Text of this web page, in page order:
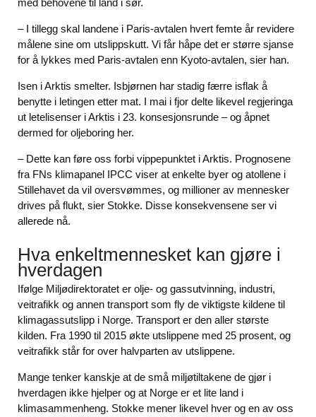
med behovene til land i sør.
– I tillegg skal landene i Paris-avtalen hvert femte år revidere
målene sine om utslippskutt. Vi får håpe det er større sjanse
for å lykkes med Paris-avtalen enn Kyoto-avtalen, sier han.
Isen i Arktis smelter. Isbjørnen har stadig færre isflak å
benytte i letingen etter mat. I mai i fjor delte likevel regjeringa
ut letelisenser i Arktis i 23. konsesjonsrunde – og åpnet
dermed for oljeboring her.
– Dette kan føre oss forbi vippepunktet i Arktis. Prognosene
fra FNs klimapanel IPCC viser at enkelte byer og atollene i
Stillehavet da vil oversvømmes, og millioner av mennesker
drives på flukt, sier Stokke. Disse konsekvensene ser vi
allerede nå.
Hva enkeltmennesket kan gjøre i
hverdagen
Ifølge Miljødirektoratet er olje- og gassutvinning, industri,
veitrafikk og annen transport som fly de viktigste kildene til
klimagassutslipp i Norge. Transport er den aller største
kilden. Fra 1990 til 2015 økte utslippene med 25 prosent, og
veitrafikk står for over halvparten av utslippene.
Mange tenker kanskje at de små miljøtiltakene de gjør i
hverdagen ikke hjelper og at Norge er et lite land i
klimasammenheng. Stokke mener likevel hver og en av oss